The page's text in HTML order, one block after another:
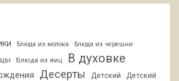
Блюда из молока Блюда из черешни
Блюда из яиц В духовке
Десерты Детский
Детский